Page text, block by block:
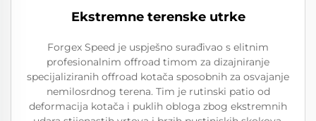
Ekstremne terenske utrke
Forgex Speed je uspješno surađivao s elitnim
profesionalnim offroad timom za dizajniranje
specijaliziranih offroad kotača sposobnih za osvajanje
nemilosrdnog terena. Tim je rutinski patio od
deformacija kotača i puklih obloga zbog ekstremnih